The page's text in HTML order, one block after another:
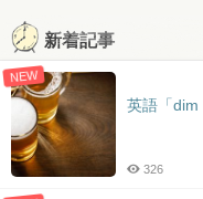
新着記事
NEW
英語「dim
326